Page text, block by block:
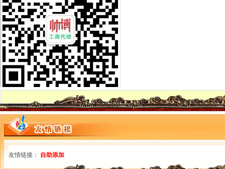
重庆发票,重庆哪里有开票,重庆增值税发票,重庆增值税普通发票,
7日起重庆市民上网就能办税发票还能免费送到家_凤凰资讯
重庆地税-政务公开
重庆鹭佳工商注册提示您新公司的发票购买（转载）_会计_天涯论
【图】重庆万州腾翼C30团购作业,有购车发票,申请加精_长城C30
重庆破获一起大发票案涉案金额逾亿元|重庆|发票_新浪新闻
重庆地税-办税服务
7日起重庆市民上网就能办税发票还能免费送到家-新华网重庆频道
重庆市国税局〔2011〕第3号（重庆市国家税务局关于发布《普通发票
重庆国税发票图片
重庆市国家税务局关于印发《重庆市国家税务局发票管理基本程序》
重庆巴南方破获发票案涉案金额逾亿元-新华网重庆频道
重庆市地方税务局关于印发《重庆市地方税务局发票管理办》
开重庆发票_阿里问到底
中国张电子发票在重庆诞生
友情链接： 自助添加